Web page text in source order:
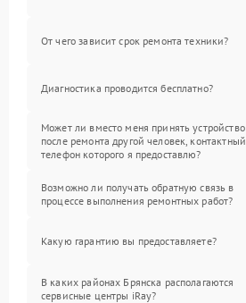
От чего зависит срок ремонта техники?
Диагностика проводится бесплатно?
Может ли вместо меня принять устройство
после ремонта другой человек, контактный
телефон которого я предоставлю?
Возможно ли получать обратную связь в
процессе выполнения ремонтных работ?
Какую гарантию вы предоставляете?
В каких районах Брянска располагаются
сервисные центры iRay?